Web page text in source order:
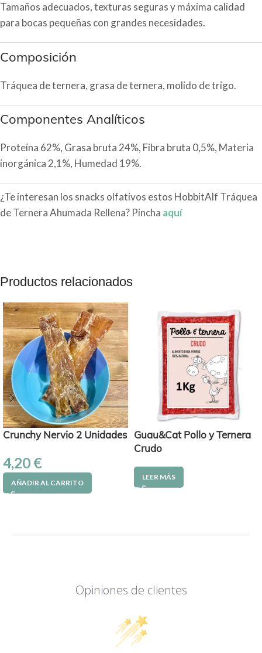
Tamaños adecuados, texturas seguras y máxima calidad
para bocas pequeñas con grandes necesidades.
Composición
Tráquea de ternera, grasa de ternera, molido de trigo.
Componentes Analíticos
Proteína 62%, Grasa bruta 24%, Fibra bruta 0,5%, Materia
inorgánica 2,1%, Humedad 19%.
¿Te interesan los snacks olfativos estos HobbitAlf Tráquea
de Ternera Ahumada Rellena? Pincha aquí
Productos relacionados
Crunchy Nervio 2 Unidades
4,20 €
AÑADIR AL CARRITO
Guau&Cat Pollo y Ternera
Crudo
LEER MÁS
Opiniones de clientes